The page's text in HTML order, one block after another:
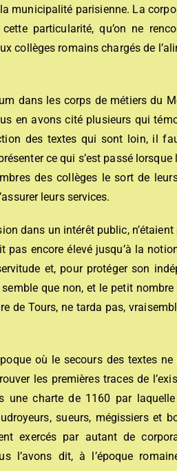
municipalité parisienne. La
particularité, qu’on ne
collèges romains chargés de
dans les corps de métiers du
en avons cité plusieurs qui
des textes qui sont loin, il
ce qui s’est passé lorsque
des collèges le sort de
leurs services.
dans un intérêt public,
encore élevé jusqu’à la
et, pour protéger son
que non, et le petit nombre
de Tours, ne tarda pas,
où le secours des textes
les premières traces de
une charte de 1160 par
sueurs, mégissiers et
exercés par autant de
l’avons dit, à l’époque